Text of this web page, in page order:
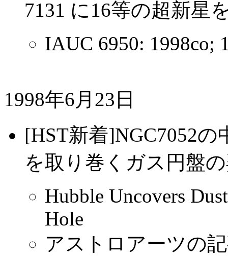
7131 に16等の超新星
IAUC 6950: 1998co;
1998年6月23日
[HST新着]NGC7052
を取り巻くガス円盤
Hubble Uncovers
Hole
アストロアーツの